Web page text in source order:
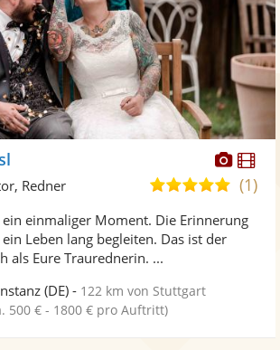
Fotos
5,0
5
(1)
Redner
ein einmaliger Moment. Die Erinnerung
Leben lang begleiten. Das ist der
als Eure Traurednerin. ...
(DE) - 122 km von Stuttgart
500 € - 1800 € pro Auftritt)